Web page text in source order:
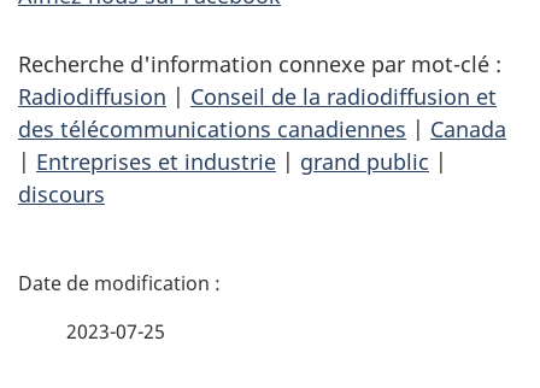
Recherche d'information connexe par mot-clé :
Radiodiffusion | Conseil de la radiodiffusion et
des télécommunications canadiennes | Canada
| Entreprises et industrie | grand public |
discours
D
2023-07-25